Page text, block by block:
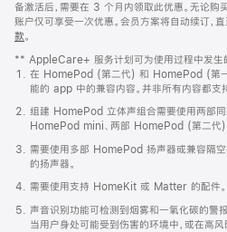
备激活后，需要在 3 个月内领取此优惠。无论
账户仅可享受一次优惠。会员方案将自动续订，
款。
窗
口
中
打
开)
** AppleCare+ 服务计划可为使用过程中发生
在 HomePod (第二代) 和 HomePod (第一
能的 app 中的兼容内容。并非所有内容都支
组建 HomePod 立体声组合需要使用两部
HomePod mini、两部 HomePod (第二代
需要使用多部 HomePod 扬声器或兼容隔
的扬声器。
需要使用支持 HomeKit 或 Matter 的配件。
声音识别功能可检测到烟雾和一氧化碳的警
当用户身处可能受到伤害的环境中，或在高